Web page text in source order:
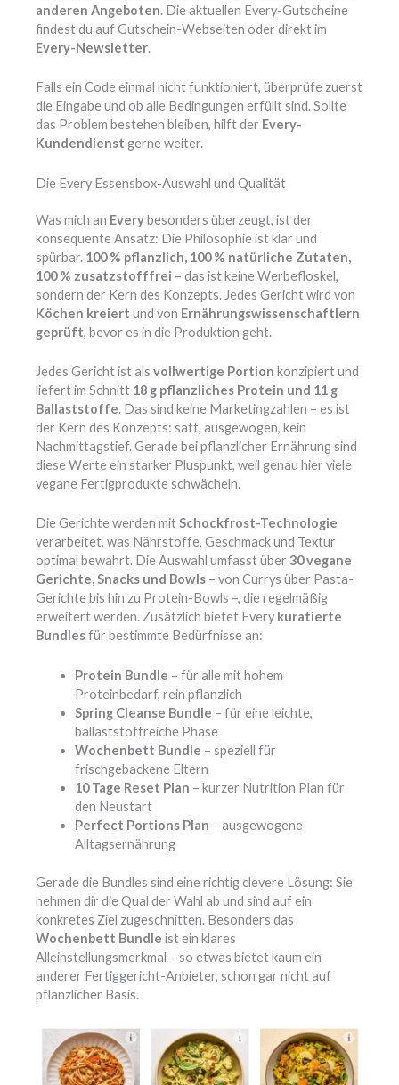
anderen Angeboten. Die aktuellen Every-Gutscheine
findest du auf Gutschein-Webseiten oder direkt im
Every-Newsletter.
Falls ein Code einmal nicht funktioniert, überprüfe zuerst
die Eingabe und ob alle Bedingungen erfüllt sind. Sollte
das Problem bestehen bleiben, hilft der Every-
Kundendienst gerne weiter.
Die Every Essensbox-Auswahl und Qualität
Was mich an Everybesonders überzeugt, ist der
konsequente Ansatz: Die Philosophie ist klar und
spürbar. 100 % pflanzlich, 100 % natürliche Zutaten,
100 % zusatzstofffrei – das ist keine Werbefloskel,
sondern der Kern des Konzepts. Jedes Gericht wird von
Köchen kreiert und von Ernährungswissenschaftlern
geprüft, bevor es in die Produktion geht.
Jedes Gericht ist als vollwertige Portion konzipiert und
liefert im Schnitt 18 g pflanzliches Protein und 11 g
Ballaststoffe. Das sind keine Marketingzahlen – es ist
der Kern des Konzepts: satt, ausgewogen, kein
Nachmittagstief. Gerade bei pflanzlicher Ernährung sind
diese Werte ein starker Pluspunkt, weil genau hier viele
vegane Fertigprodukte schwächeln.
Die Gerichte werden mitSchockfrost-Technologie
verarbeitet, was Nährstoffe, Geschmack und Textur
optimal bewahrt. Die Auswahl umfasst über 30 vegane
Gerichte, Snacks und Bowls – von Currys über Pasta-
Gerichte bis hin zu Protein-Bowls –, die regelmäßig
erweitert werden. Zusätzlich bietet Every kuratierte
Bundlesfür bestimmte Bedürfnisse an:
Protein Bundle – für alle mit hohem
Proteinbedarf, rein pflanzlich
Spring Cleanse Bundle – für eine leichte,
ballaststoffreiche Phase
Wochenbett Bundle – speziell für
frischgebackene Eltern
10 Tage Reset Plan – kurzer Nutrition Plan für
den Neustart
Perfect Portions Plan – ausgewogene
Alltagsernährung
Gerade die Bundles sind eine richtig clevere Lösung: Sie
nehmen dir die Qual der Wahl ab und sind auf ein
konkretes Ziel zugeschnitten. Besonders das
Wochenbett Bundle ist ein klares
Alleinstellungsmerkmal – so etwas bietet kaum ein
anderer Fertiggericht-Anbieter, schon gar nicht auf
pflanzlicher Basis.